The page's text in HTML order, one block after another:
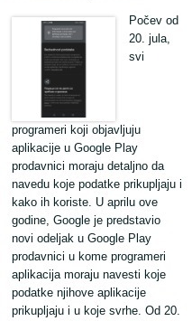
Počev od
20. jula,
svi
programeri koji objavljuju
aplikacije u Google Play
prodavnici moraju detaljno da
navedu koje podatke prikupljaju i
kako ih koriste. U aprilu ove
godine, Google je predstavio
novi odeljak u Google Play
prodavnici u kome programeri
aplikacija moraju navesti koje
podatke njihove aplikacije
prikupljaju i u koje svrhe. Od 20.